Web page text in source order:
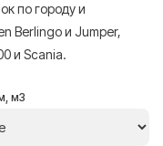
по городу и
Berlingo и Jumper,
и Scania.
м3